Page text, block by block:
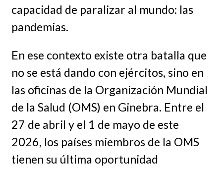
capacidad de paralizar al mundo: las
pandemias.
En ese contexto existe otra batalla que
no se está dando con ejércitos, sino en
las oficinas de la Organización Mundial
de la Salud (OMS) en Ginebra. Entre el
27 de abril y el 1 de mayo de este
2026, los países miembros de la OMS
tienen su última oportunidad